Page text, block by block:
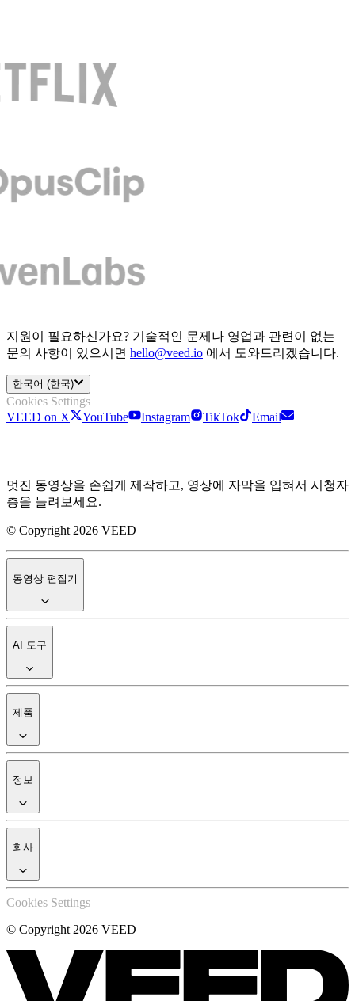
지원이 필요하신가요? 기술적인 문제나 영업과 관련이 없는
문의 사항이 있으시면 hello@veed.io 에서 도와드리겠습니다.
한국어 (한국)
Cookies Settings
VEED on X
YouTube Instagram TikTok Email
멋진 동영상을 손쉽게 제작하고, 영상에 자막을 입혀서 시청자
층을 늘려보세요.
© Copyright 2026 VEED
동영상 편집기
AI 도구
제품
정보
회사
Cookies Settings
© Copyright 2026 VEED